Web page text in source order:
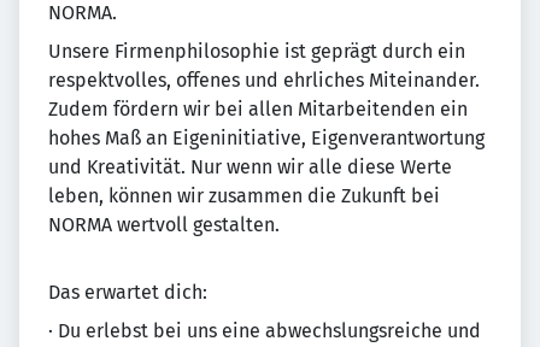
NORMA.
Unsere Firmenphilosophie ist geprägt durch ein
re­spekt­vol­les, offenes und ehr­li­ches Mit­ein­an­der.
Zudem fördern wir bei allen Mitarbeitenden ein
ho­hes Maß an Eigeninitiative, Eigenverantwortung
und Krea­ti­vi­tät. Nur wenn wir alle diese Werte
leben, können wir zusammen die Zukunft bei
NORMA wertvoll gestalten.
Das erwartet dich:
· Du erlebst bei uns eine abwechslungsreiche und